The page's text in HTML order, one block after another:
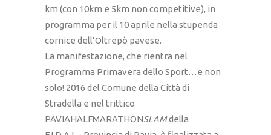
km (con 10km e 5km non competitive), in
programma per il 10 aprile nella stupenda
cornice dell’Oltrepò pavese.
La manifestazione, che rientra nel
Programma Primavera dello Sport…e non
solo! 2016 del Comune della Città di
Stradella e nel trittico
PAVIAHALFMARATHONSLAMdella